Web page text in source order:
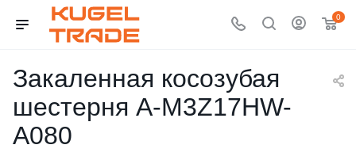
0
Закаленная косозубая
шестерня A-M3Z17HW-
A080